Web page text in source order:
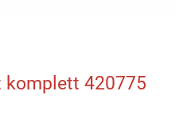
komplett 420775